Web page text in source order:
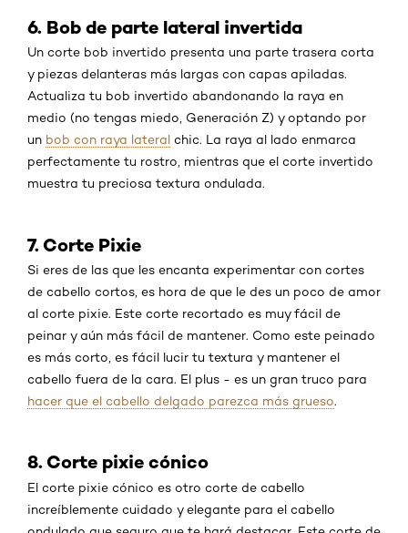
6. Bob de parte lateral invertida
Un corte bob invertido presenta una parte trasera corta
y piezas delanteras más largas con capas apiladas.
Actualiza tu bob invertido abandonando la raya en
medio (no tengas miedo, Generación Z) y optando por
un bob con raya lateral chic. La raya al lado enmarca
perfectamente tu rostro, mientras que el corte invertido
muestra tu preciosa textura ondulada.
7. Corte Pixie
Si eres de las que les encanta experimentar con cortes
de cabello cortos, es hora de que le des un poco de amor
al corte pixie. Este corte recortado es muy fácil de
peinar y aún más fácil de mantener. Como este peinado
es más corto, es fácil lucir tu textura y mantener el
cabello fuera de la cara. El plus - es un gran truco para
hacer que el cabello delgado parezca más grueso.
8. Corte pixie cónico
El corte pixie cónico es otro corte de cabello
increíblemente cuidado y elegante para el cabello